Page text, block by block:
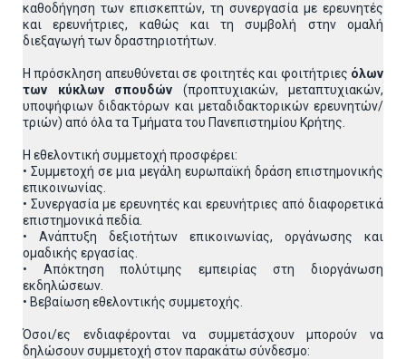
καθοδήγηση των επισκεπτών, τη συνεργασία με ερευνητές
και ερευνήτριες, καθώς και τη συμβολή στην ομαλή
διεξαγωγή των δραστηριοτήτων.
Η πρόσκληση απευθύνεται σε φοιτητές και φοιτήτριες όλων
των κύκλων σπουδών (προπτυχιακών, μεταπτυχιακών,
υποψήφιων διδακτόρων και μεταδιδακτορικών ερευνητών/
τριών) από όλα τα Τμήματα του Πανεπιστημίου Κρήτης.
Η εθελοντική συμμετοχή προσφέρει:
• Συμμετοχή σε μια μεγάλη ευρωπαϊκή δράση επιστημονικής
επικοινωνίας.
• Συνεργασία με ερευνητές και ερευνήτριες από διαφορετικά
επιστημονικά πεδία.
• Ανάπτυξη δεξιοτήτων επικοινωνίας, οργάνωσης και
ομαδικής εργασίας.
• Απόκτηση πολύτιμης εμπειρίας στη διοργάνωση
εκδηλώσεων.
• Βεβαίωση εθελοντικής συμμετοχής.
Όσοι/ες ενδιαφέρονται να συμμετάσχουν μπορούν να
δηλώσουν συμμετοχή στον παρακάτω σύνδεσμο: